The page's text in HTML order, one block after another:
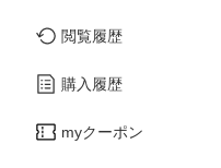
閲覧履歴
購入履歴
myクーポン